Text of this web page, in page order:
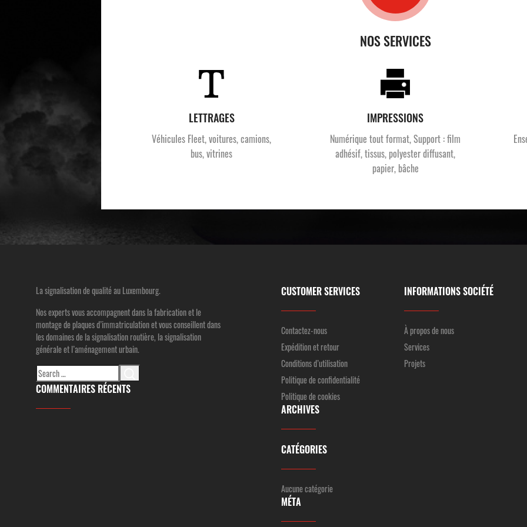
NOS SERVICES
LETTRAGES
Véhicules Fleet, voitures, camions,
bus, vitrines
IMPRESSIONS
Numérique tout format, Support : film
adhésif, tissus, polyester diffusant,
papier, bâche
La signalisation de qualité au Luxembourg.
Nos experts vous accompagnent dans la fabrication et le
montage de plaques d’immatriculation et vous conseillent dans
les domaines de la signalisation routière, la signalisation
générale et l’aménagement urbain.
Search
for:
COMMENTAIRES RÉCENTS
CUSTOMER SERVICES
Contactez-nous
Expédition et retour
Conditions d’utilisation
Politique de confidentialité
Politique de cookies
ARCHIVES
CATÉGORIES
Aucune catégorie
MÉTA
INFORMATIONS SOCIÉTÉ
À propos de nous
Services
Projets